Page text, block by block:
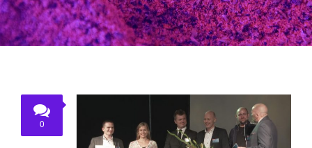
REJSETIP
OM
KONTAKT
0